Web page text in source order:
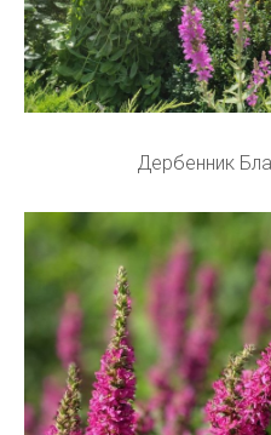
Дербенник